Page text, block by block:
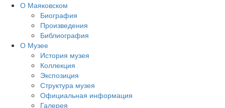
О Маяковском
Биография
Произведения
Библиография
О Музее
История музея
Коллекция
Экспозиция
Структура музея
Официальная информация
Галерея